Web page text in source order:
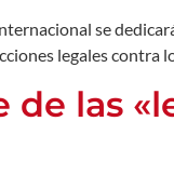
se
legales contra
de las